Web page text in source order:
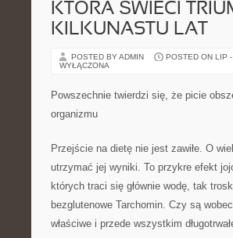
KTÓRA ŚWIECI
KILKUNASTU LAT
POSTED BY ADMIN POSTED ON LIP
WYŁĄCZONA
Powszechnie twierdzi się, że picie
organizmu
Przejście na dietę nie jest zawiłe. O
utrzymać jej wyniki. To przykre efekt
których traci się głównie wodę, tak
bezglutenowe Tarchomin. Czy są
właściwe i przede wszystkim